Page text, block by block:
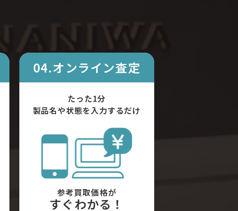
04.オンライン査定
たった1分
製品名や状態を入力するだけ
参考買取価格が
すぐわかる！